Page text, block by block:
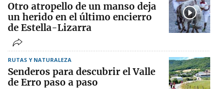
Otro atropello de un manso deja
un herido en el último encierro
de Estella-Lizarra
RUTAS Y NATURALEZA
Senderos para descubrir el Valle
de Erro paso a paso